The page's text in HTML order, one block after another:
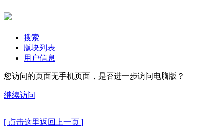
搜索
版块列表
用户信息
您访问的页面无手机页面，是否进一步访问电脑版？
继续访问
[ 点击这里返回上一页 ]